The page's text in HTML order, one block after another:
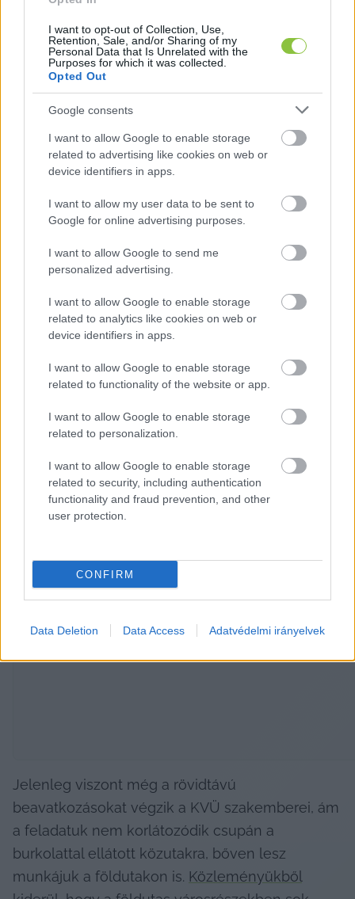
I want to opt-out of Collection, Use,
Retention, Sale, and/or Sharing of my
Personal Data that Is Unrelated with the
Purposes for which it was collected.
Opted Out
Google consents
I want to allow Google to enable storage
related to advertising like cookies on web or
device identifiers in apps.
I want to allow my user data to be sent to
Google for online advertising purposes.
I want to allow Google to send me
personalized advertising.
I want to allow Google to enable storage
related to analytics like cookies on web or
device identifiers in apps.
I want to allow Google to enable storage
related to functionality of the website or app.
I want to allow Google to enable storage
related to personalization.
I want to allow Google to enable storage
related to security, including authentication
functionality and fraud prevention, and other
user protection.
CONFIRM
Data Deletion Data Access Adatvédelmi irányelvek
Korábban beszámoltunk arról is, hogy a Kiskörút
komolyabb ráncfelvarrásáról, felújításáról
döntöttek a városi közgyűlésben, amely
munkálatok a tervek szerint az idei évben
hónapokra időzítve.
Fotó: KVÜ
Jelenleg viszont még a rövidtávú
beavatkozásokat végzik a KVÜ szakemberei, ám
a feladatuk nem korlátozódik csupán a
burkolattal ellátott közutakra, bőven lesz
munkájuk a földutakon is. Közleményükből